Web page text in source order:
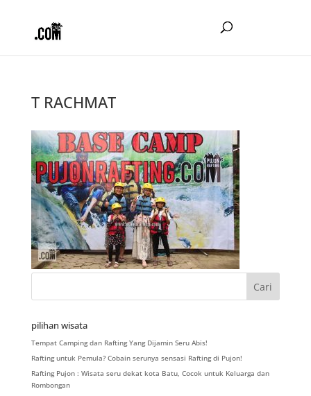
T RACHMAT
pilihan wisata
Tempat Camping dan Rafting Yang Dijamin Seru Abis!
Rafting untuk Pemula? Cobain serunya sensasi Rafting di Pujon!
Rafting Pujon : Wisata seru dekat kota Batu, Cocok untuk Keluarga dan
Rombongan